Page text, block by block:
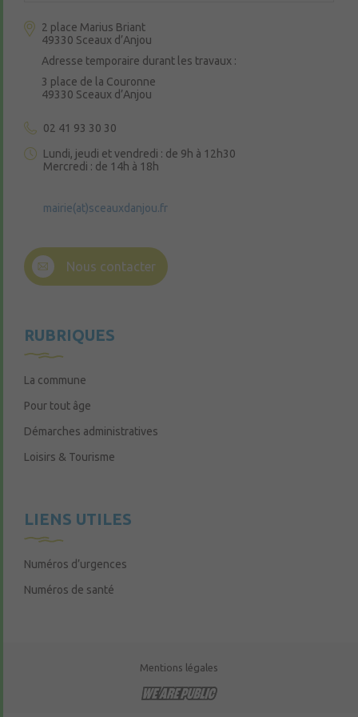
2 place Marius Briant
49330 Sceaux d’Anjou
Adresse temporaire durant les travaux :
3 place de la Couronne
49330 Sceaux d’Anjou
02 41 93 30 30
Lundi, jeudi et vendredi : de 9h à 12h30
Mercredi : de 14h à 18h
mairie(at)sceauxdanjou.fr
Nous contacter
RUBRIQUES
La commune
Pour tout âge
Démarches administratives
Loisirs & Tourisme
LIENS UTILES
Numéros d’urgences
Numéros de santé
Mentions légales